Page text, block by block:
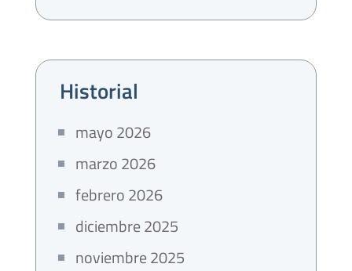
Historial
mayo 2026
marzo 2026
febrero 2026
diciembre 2025
noviembre 2025